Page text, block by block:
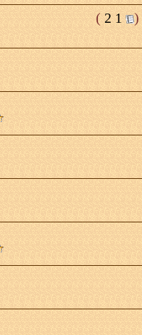
(
1
2
)